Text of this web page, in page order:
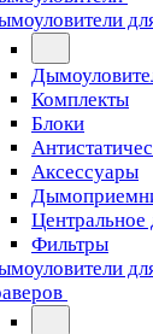
Комплекты
Блоки
Аксессуары
Центральное
Фильтры